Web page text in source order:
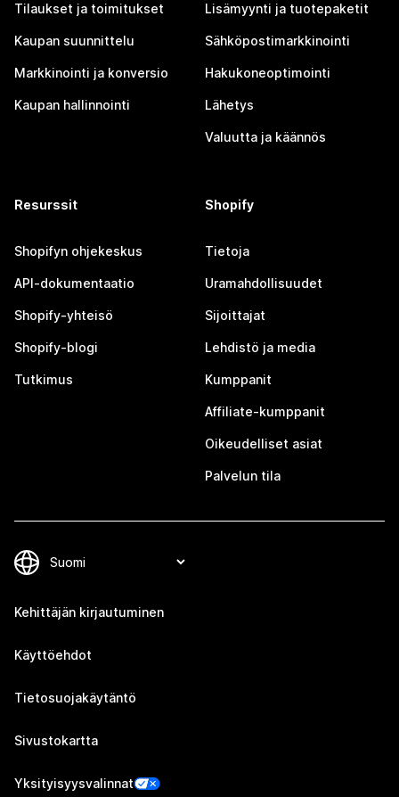
Tilaukset ja toimitukset
Kaupan suunnittelu
Markkinointi ja konversio
Kaupan hallinnointi
Lisämyynti ja tuotepaketit
Sähköpostimarkkinointi
Hakukoneoptimointi
Lähetys
Valuutta ja käännös
Resurssit
Shopifyn ohjekeskus
API-dokumentaatio
Shopify-yhteisö
Shopify-blogi
Tutkimus
Shopify
Tietoja
Uramahdollisuudet
Sijoittajat
Lehdistö ja media
Kumppanit
Affiliate-kumppanit
Oikeudelliset asiat
Palvelun tila
Kehittäjän kirjautuminen
Käyttöehdot
Tietosuojakäytäntö
Sivustokartta
Yksityisyysvalinnat